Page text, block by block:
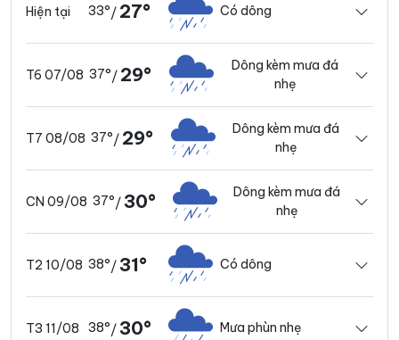
Hiện tại 33°/ 27° Có dông
T6 07/08 37°/ 29°
Dông kèm mưa đá
nhẹ
T7 08/08 37°/ 29°
Dông kèm mưa đá
nhẹ
CN 09/08 37°/30°
Dông kèm mưa đá
nhẹ
T2 10/08 38°/31° Có dông
T3 11/08 38°/30° Mưa phùn nhẹ